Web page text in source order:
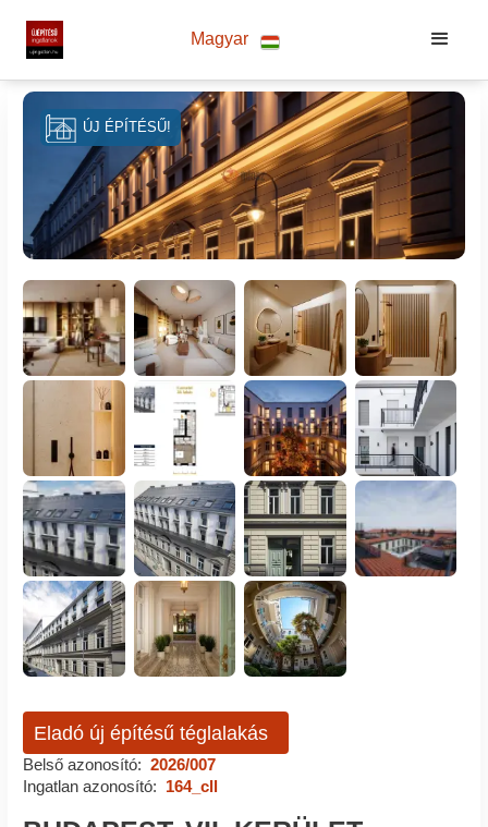
Magyar
ÚJ ÉPÍTÉSŰ!
Eladó új építésű téglalakás
Belső azonosító: 2026/007
Ingatlan azonosító: 164_cll